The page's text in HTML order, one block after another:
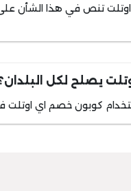
تنص في هذا الشأن على
يصلح لكل
كوبون خصم اي اوتلت